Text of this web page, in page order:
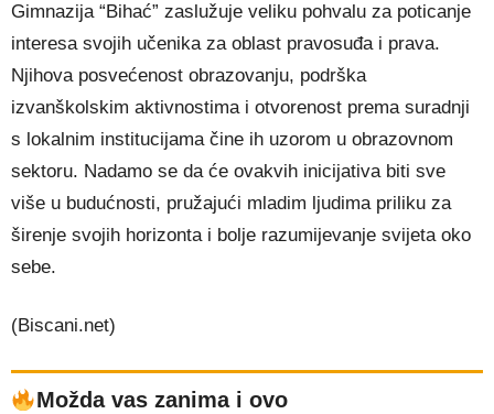
Gimnazija “Bihać” zaslužuje veliku pohvalu za poticanje
interesa svojih učenika za oblast pravosuđa i prava.
Njihova posvećenost obrazovanju, podrška
izvanškolskim aktivnostima i otvorenost prema suradnji
s lokalnim institucijama čine ih uzorom u obrazovnom
sektoru. Nadamo se da će ovakvih inicijativa biti sve
više u budućnosti, pružajući mladim ljudima priliku za
širenje svojih horizonta i bolje razumijevanje svijeta oko
sebe.
(Biscani.net)
Možda vas zanima i ovo